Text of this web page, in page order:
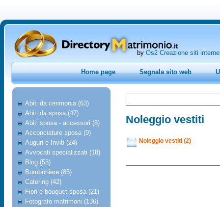
by Os2 Creazione siti
Home page Segnala sito web
Abiti da cerimonia (63)
Abiti da sposa (47)
Abiti sposa - accessori (8)
Acconciature sposa (9)
Auguri e Inviti (24)
Avvocati specializzati (18)
Blog (53)
Bomboniere (85)
Catering (42)
Fiori e bouquet sposa (21)
Fotografo matrimoni (136)
Noleggio vestiti
Noleggio vestiti (2)